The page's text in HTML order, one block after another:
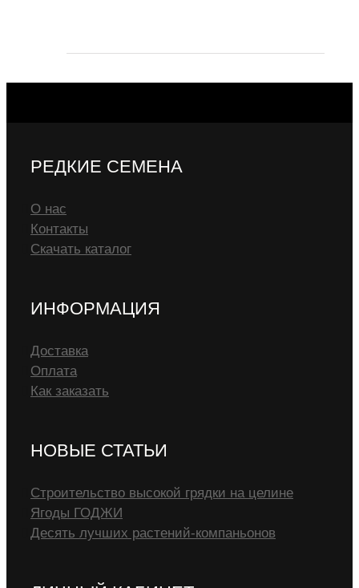
РЕДКИЕ СЕМЕНА
О нас
Контакты
Скачать каталог
ИНФОРМАЦИЯ
Доставка
Оплата
Как заказать
НОВЫЕ СТАТЬИ
Строительство высокой грядки на целине
Ягоды ГОДЖИ
Десять лучших растений-компаньонов